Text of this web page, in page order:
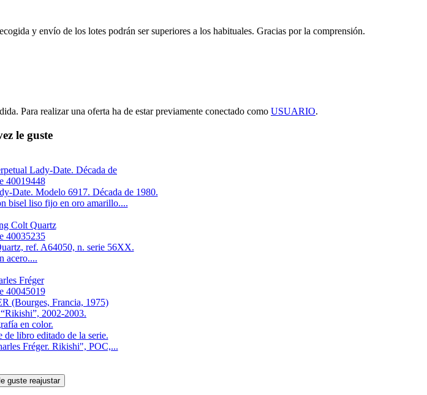
y envío de los lotes podrán ser superiores a los habituales. Gracias por la comprensión.
Para realizar una oferta ha de estar previamente conectado como USUARIO.
le guste
Lady-Date. Década de
40019448
Date. Modelo 6917. Década de 1980.
bisel liso fijo en oro amarillo....
Colt Quartz
40035235
ref. A64050, n. serie 56XX.
acero....
Fréger
40045019
(Bourges, Francia, 1975)
2002-2003.
en color.
de libro editado de la serie.
Fréger. Rikishi", POC,...